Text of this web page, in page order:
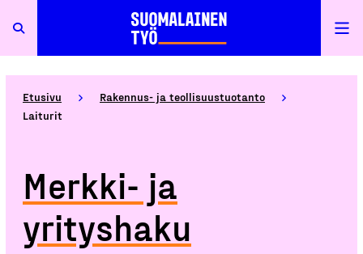
Etusivu
Rakennus- ja teollisuustuotanto
Laiturit
Merkki- ja
yrityshaku